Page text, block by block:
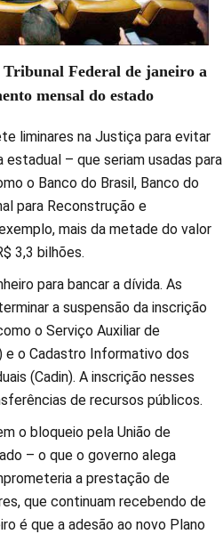
Federal de janeiro a
mensal do estado
liminares na Justiça para evitar
– que seriam usadas para
o Banco do Brasil, Banco do
para Reconstrução e
mais da metade do valor
3,3 bilhões.
para bancar a dívida. As
a suspensão da inscrição
o Serviço Auxiliar de
e o Cadastro Informativo dos
(Cadin). A inscrição nesses
de recursos públicos.
o bloqueio pela União de
– o que o governo alega
a prestação de
que continuam recebendo de
é que a adesão ao novo Plano